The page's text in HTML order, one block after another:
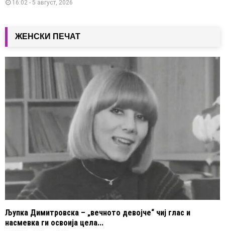
16:02 - 5 август, 2026
ЖЕНСКИ ПЕЧАТ
Љупка Димитровска – „вечното девојче“ чиј глас и
насмевка ги освоија цела...